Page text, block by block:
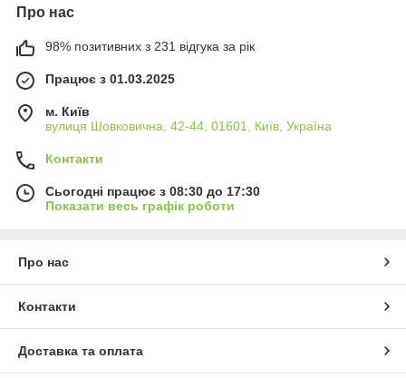
Про нас
98% позитивних з 231 відгука за рік
Працює з 01.03.2025
м. Київ
вулиця Шовковична, 42-44, 01601, Київ, Україна
Контакти
Сьогодні працює з 08:30 до 17:30
Показати весь графік роботи
Про нас
Контакти
Доставка та оплата